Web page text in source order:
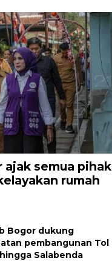
ajak semua pihak
rumah
Bogor dukung
pembangunan Tol
Salabenda